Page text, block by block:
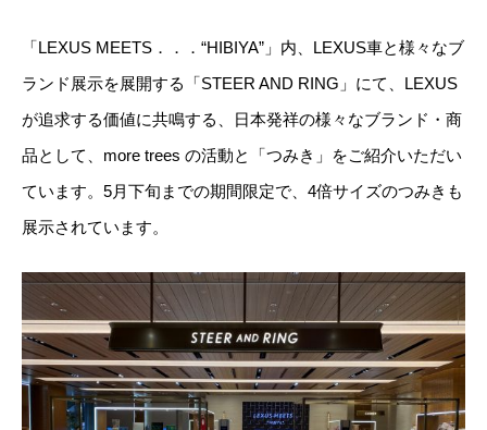
「LEXUS MEETS．．．“HIBIYA”」内、LEXUS車と様々なブ
ランド展示を展開する「STEER AND RING」にて、LEXUS
が追求する価値に共鳴する、日本発祥の様々なブランド・商
品として、more trees の活動と「つみき」をご紹介いただい
ています。5月下旬までの期間限定で、4倍サイズのつみきも
展示されています。